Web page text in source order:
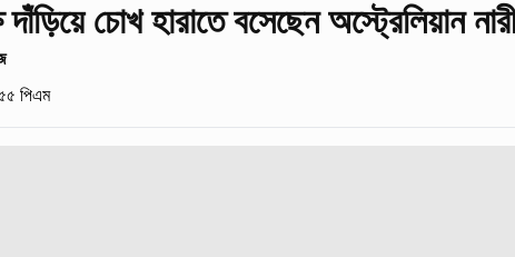
চোখ হারাতে বসেছেন অস্ট্রেলিয়ান
পিএম